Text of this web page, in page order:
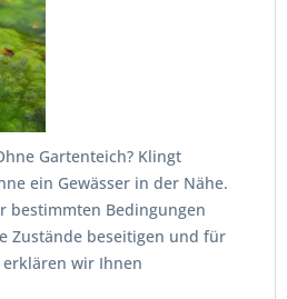
Gartenteich? Klingt
ein Gewässer in der Nähe.
bestimmten Bedingungen
Zustände beseitigen und für
wir Ihnen